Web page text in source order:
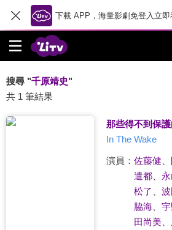
下載 APP，海量影劇免登入立即
搜尋 "千原靖史"
共 1 筆結果
那些得不到保護
In The Wake
演員： 佐藤健
遣都、
松了
脇海、
田尚美、